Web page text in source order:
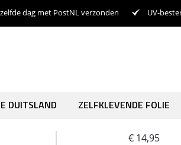
dag met PostNL verzonden UV-
DUITSLAND ZELFKLEVENDE FOLIE
€ 14,95